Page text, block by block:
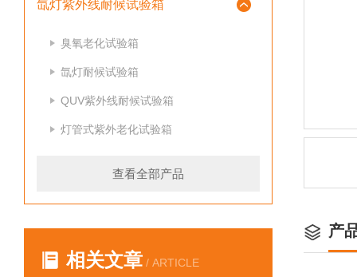
氙灯紫外线耐候试验箱
臭氧老化试验箱
氙灯耐候试验箱
QUV紫外线耐候试验箱
灯管式紫外老化试验箱
查看全部产品
相关文章 / ARTICLE
产